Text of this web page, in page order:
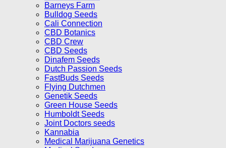
Barneys Farm
Bulldog Seeds
Cali Connection
CBD Botanics
CBD Crew
CBD Seeds
Dinafem Seeds
Dutch Passion Seeds
FastBuds Seeds
Flying Dutchmen
Genetik Seeds
Green House Seeds
Humboldt Seeds
Joint Doctors seeds
Kannabia
Medical Marijuana Genetics